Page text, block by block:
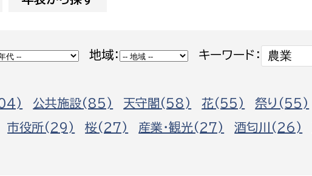
文化・生涯学習
行政経営
スポーツ課
も若者部 経済部
地域： キーワード：
公共施設(85) 天守閣(58) 花(55) 祭り(55)
市役所(29) 桜(27) 産業・観光(27) 酒匂川(26)